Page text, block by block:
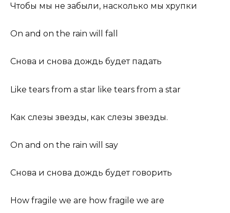
Чтобы мы не забыли, насколько мы хрупки
On and on the rain will fall
Снова и снова дождь будет падать
Like tears from a star like tears from a star
Как слезы звезды, как слезы звезды.
On and on the rain will say
Снова и снова дождь будет говорить
How fragile we are how fragile we are